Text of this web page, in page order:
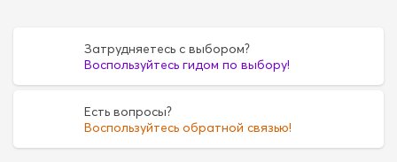
Затрудняетесь с выбором?
Воспользуйтесь гидом по выбору!
Есть вопросы?
Воспользуйтесь обратной связью!